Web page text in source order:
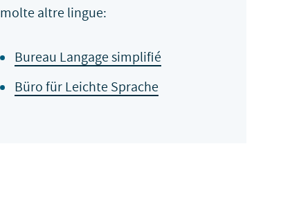
molte altre lingue:
Bureau Langage simplifié
Büro für Leichte Sprache